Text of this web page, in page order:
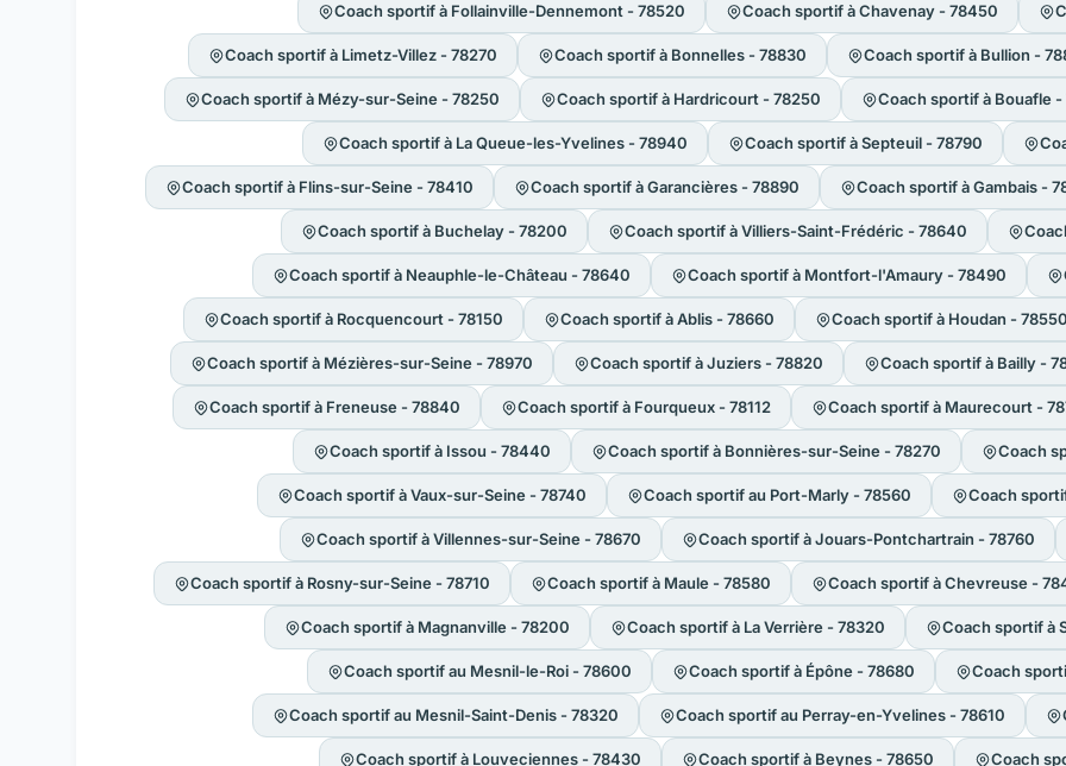
Coach sportif à Follainville-Dennemont - 78520 Coach sportif à Chavenay - 78450
Coach sportif à Limetz-Villez - 78270 Coach sportif à Bonnelles - 78830 Coach sportif à Bullion -
Coach sportif à Mézy-sur-Seine - 78250 Coach sportif à Hardricourt - 78250 Coach sportif à Bouafle -
Coach sportif à La Queue-les-Yvelines - 78940 Coach sportif à Septeuil - 78790
Coach sportif à Flins-sur-Seine - 78410 Coach sportif à Garancières - 78890 Coach sportif à Gambais -
Coach sportif à Buchelay - 78200 Coach sportif à Villiers-Saint-Frédéric - 78640
Coach sportif à Neauphle-le-Château - 78640 Coach sportif à Montfort-l'Amaury - 78490
Coach sportif à Rocquencourt - 78150 Coach sportif à Ablis - 78660 Coach sportif à Houdan - 78550
Coach sportif à Mézières-sur-Seine - 78970 Coach sportif à Juziers - 78820 Coach sportif à Bailly -
Coach sportif à Freneuse - 78840 Coach sportif à Fourqueux - 78112 Coach sportif à Maurecourt -
Coach sportif à Issou - 78440 Coach sportif à Bonnières-sur-Seine - 78270 Coach
Coach sportif à Vaux-sur-Seine - 78740 Coach sportif au Port-Marly - 78560 Coach
Coach sportif à Villennes-sur-Seine - 78670 Coach sportif à Jouars-Pontchartrain - 78760
Coach sportif à Rosny-sur-Seine - 78710 Coach sportif à Maule - 78580 Coach sportif à Chevreuse -
Coach sportif à Magnanville - 78200 Coach sportif à La Verrière - 78320 Coach sportif à
Coach sportif au Mesnil-le-Roi - 78600 Coach sportif à Épône - 78680 Coach
Coach sportif au Mesnil-Saint-Denis - 78320 Coach sportif au Perray-en-Yvelines - 78610
Coach sportif à Louveciennes - 78430 Coach sportif à Beynes - 78650 Coach